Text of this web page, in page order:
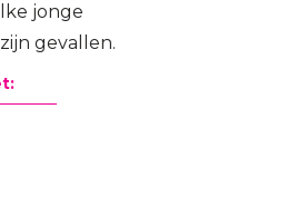
jonge
gevallen.